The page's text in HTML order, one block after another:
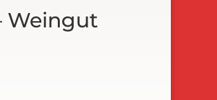
Weingut